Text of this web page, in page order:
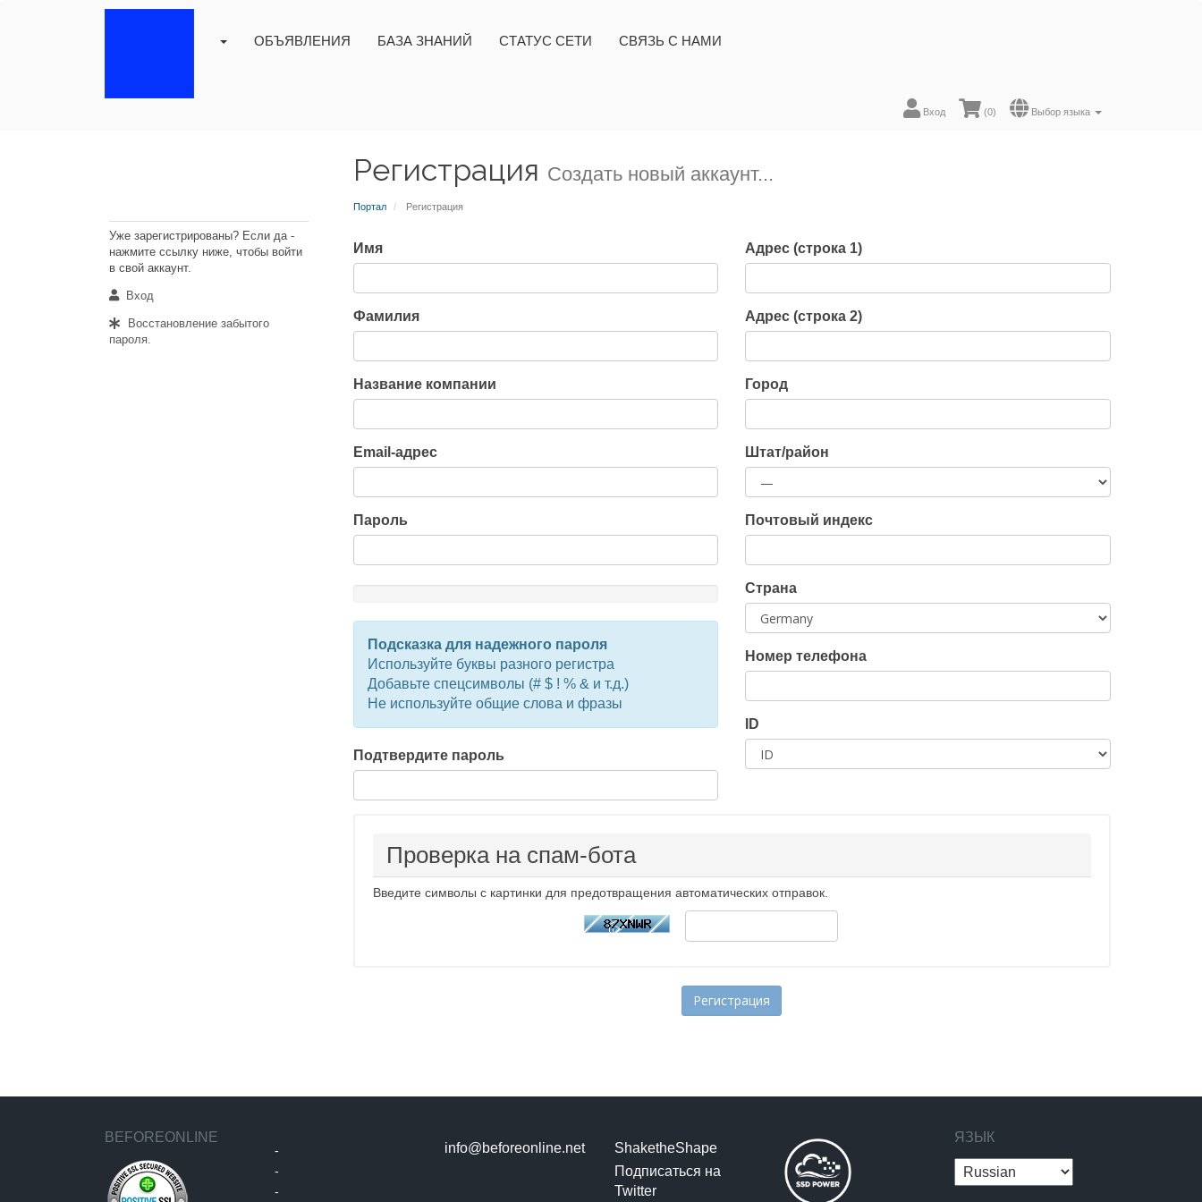
ОБЪЯВЛЕНИЯ БАЗА ЗНАНИЙ СТАТУС СЕТИ СВЯЗЬ С НАМИ
Выбор языка
(0)
Вход
Регистрация Создать новый аккаунт...
Портал Регистрация
Уже зарегистрированы? Если да -
нажмите ссылку ниже, чтобы войти
в свой аккаунт.
Вход
Восстановление забытого
пароля.
Имя
Фамилия
Название компании
Email-адрес
Пароль
Подсказка для надежного пароля
Используйте буквы разного регистра
Добавьте спецсимволы (# $ ! % & и т.д.)
Не используйте общие слова и фразы
Подтвердите пароль
Адрес (строка 1)
Адрес (строка 2)
Город
Штат/район
Почтовый индекс
Страна
Номер телефона
ID
Проверка на спам-бота
Введите символы с картинки для предотвращения автоматических отправок.
BEFOREONLINE
-
-
-
info@beforeonline.net
ShaketheShape
Подписаться на
Twitter
ЯЗЫК